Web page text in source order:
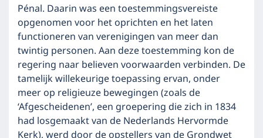
Pénal. Daarin was een toestemmingsvereiste
opgenomen voor het oprichten en het laten
functioneren van verenigingen van meer dan
twintig personen. Aan deze toestemming kon de
regering naar believen voorwaarden verbinden. De
tamelijk willekeurige toepassing ervan, onder
meer op religieuze bewegingen (zoals de
‘Afgescheidenen’, een groepering die zich in 1834
had losgemaakt van de Nederlands Hervormde